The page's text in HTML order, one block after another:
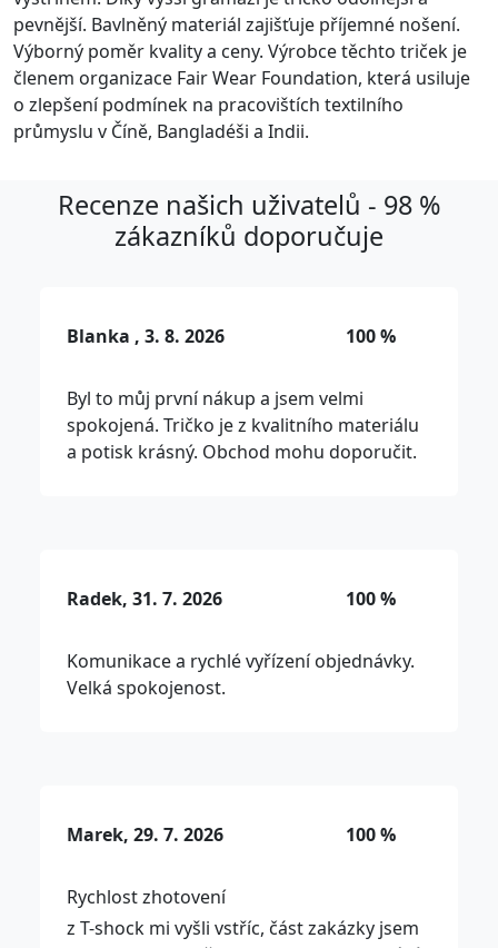
pevnější. Bavlněný materiál zajišťuje příjemné nošení.
Výborný poměr kvality a ceny. Výrobce těchto triček je
členem organizace Fair Wear Foundation, která usiluje
o zlepšení podmínek na pracovištích textilního
průmyslu v Číně, Bangladéši a Indii.
Recenze našich uživatelů - 98 %
zákazníků doporučuje
Blanka , 3. 8. 2026 100 %
Byl to můj první nákup a jsem velmi
spokojená. Tričko je z kvalitního materiálu
a potisk krásný. Obchod mohu doporučit.
Radek, 31. 7. 2026 100 %
Komunikace a rychlé vyřízení objednávky.
Velká spokojenost.
Marek, 29. 7. 2026 100 %
Rychlost zhotovení
z T-shock mi vyšli vstříc, část zakázky jsem